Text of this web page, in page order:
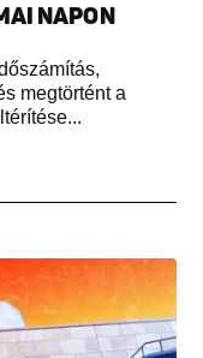
NAPON
megtörtént a